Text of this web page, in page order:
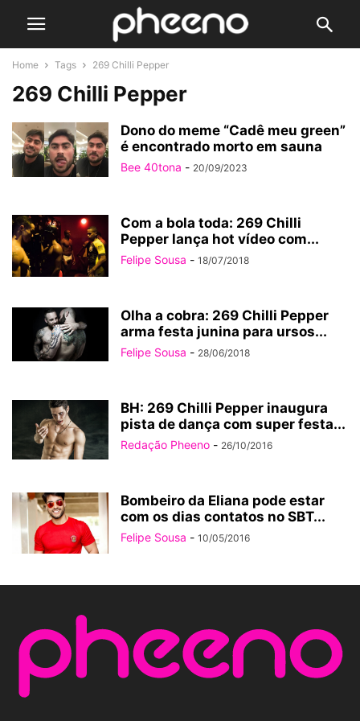
Home Tags 269 Chilli Pepper
269 Chilli Pepper
Dono do meme “Cadê meu green”
é encontrado morto em sauna
Bee 40tona - 20/09/2023
Com a bola toda: 269 Chilli
Pepper lança hot vídeo com...
Felipe Sousa - 18/07/2018
Olha a cobra: 269 Chilli Pepper
arma festa junina para ursos...
Felipe Sousa - 28/06/2018
BH: 269 Chilli Pepper inaugura
pista de dança com super festa...
Redação Pheeno - 26/10/2016
Bombeiro da Eliana pode estar
com os dias contatos no SBT...
Felipe Sousa - 10/05/2016